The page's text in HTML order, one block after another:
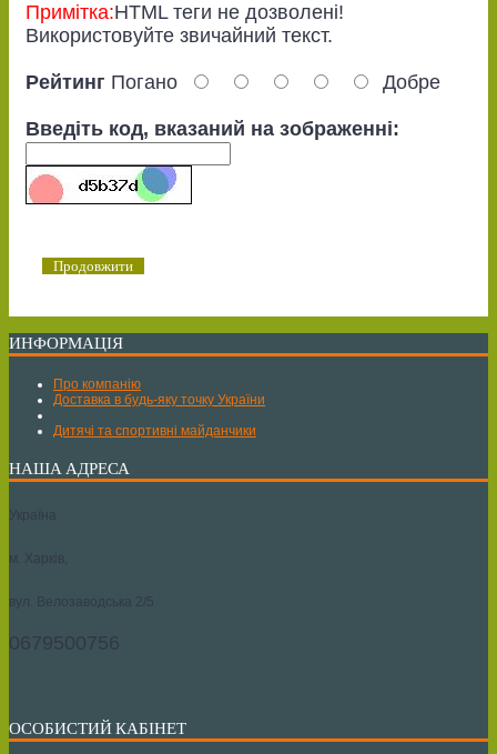
Примітка:HTML теги не дозволені!
Використовуйте звичайний текст.
Рейтинг Погано Добре
Введіть код, вказаний на зображенні:
Продовжити
ИНФОРМАЦІЯ
Про компанію
Доставка в будь-яку точку України
Дитячі та спортивні майданчики
НАША АДРЕСА
Україна
м. Харків,
вул. Велозаводська 2/5
0679500756
ОСОБИСТИЙ КАБІНЕТ